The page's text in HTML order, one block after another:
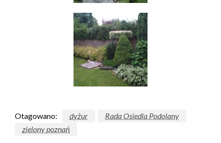
Otagowano: dyżur
Rada Osiedla Podolany
zielony poznań